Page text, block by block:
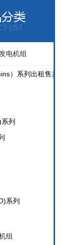
电机组
）系列出租售卖租
列
系列
组